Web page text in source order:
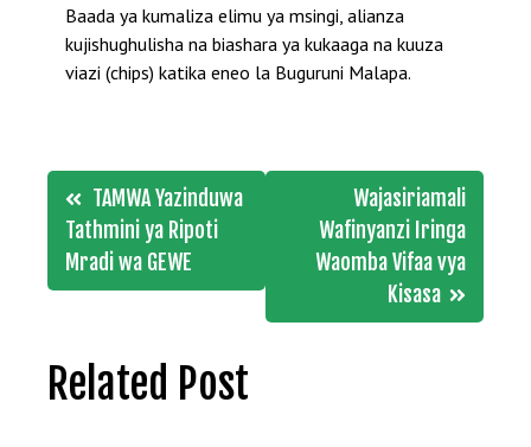
Baada ya kumaliza elimu ya msingi, alianza
kujishughulisha na biashara ya kukaaga na kuuza
viazi (chips) katika eneo la Buguruni Malapa.
Post
navigation
TAMWA Yazinduwa
Tathmini ya Ripoti
Mradi wa GEWE
Wajasiriamali
Wafinyanzi Iringa
Waomba Vifaa vya
Kisasa
Related Post